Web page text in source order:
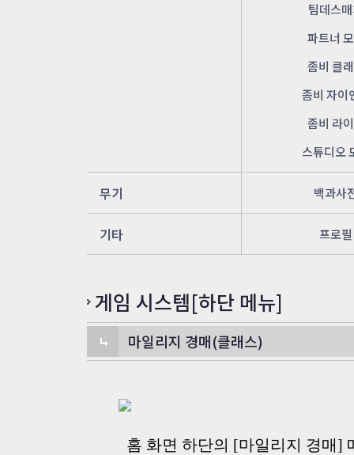
팀데스
파트너
좀비 클
좀비 자이
좀비 라
스튜디오
무기 백과사
기타 프로필
게임 시스템[하단 메뉴]
마일리지 경매(클래스)
홈 화면 하단의 [마일리지 경매]